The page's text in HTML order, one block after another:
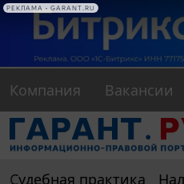
Компания Вакансии
Судебная практика
РЕКЛАМА • GARANT.RU